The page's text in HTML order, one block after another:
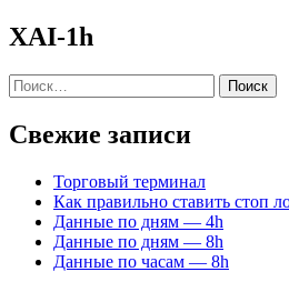
XAI-1h
Найти:
Свежие записи
Торговый терминал
Как правильно ставить стоп
Данные по дням — 4h
Данные по дням — 8h
Данные по часам — 8h